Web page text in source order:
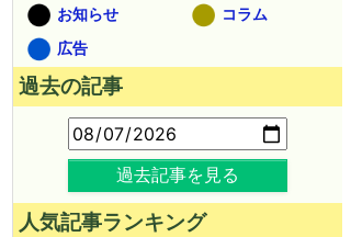
お知らせ
コラム
広告
過去の記事
過去記事を見る
人気記事ランキング